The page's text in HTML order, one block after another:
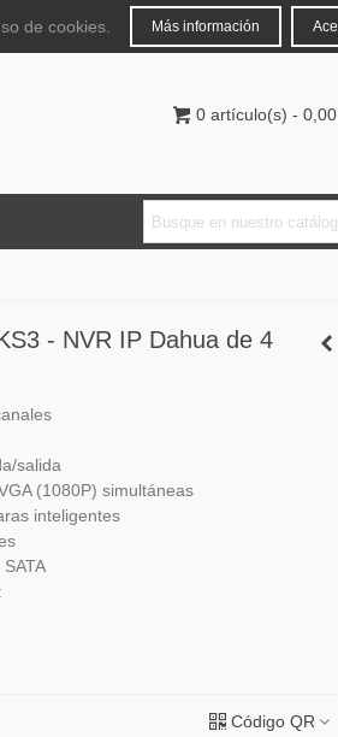
Español
0 artículo(s) -
- NVR IP Dahua de 4
salida
(1080P) simultáneas
inteligentes
Código QR
de cookies. Más información